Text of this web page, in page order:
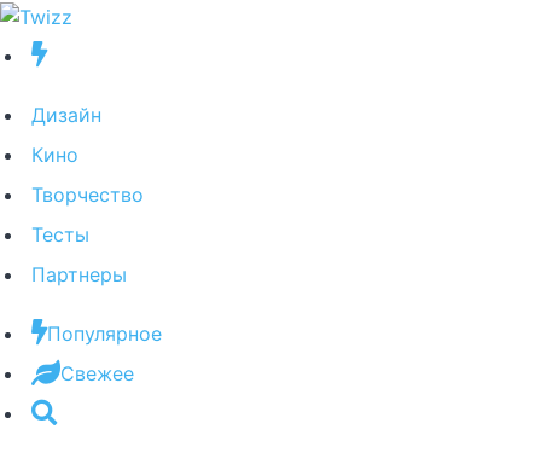
Дизайн
Кино
Творчество
Тесты
Партнеры
Популярное
Свежее